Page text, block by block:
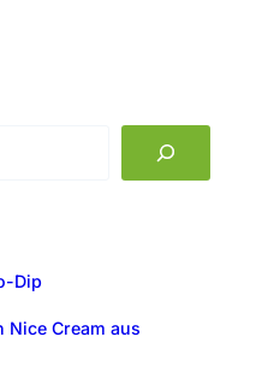
Dip
Nice Cream aus